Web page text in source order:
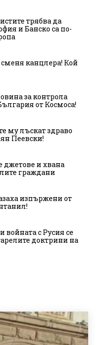
трябва да
и Банско са по-
канцлера! Кой
за контрола
от Космоса!
му лъскат здраво
Пеевски!
джетове и хвана
граждани
изпържени от
с Русия се
доктрини на